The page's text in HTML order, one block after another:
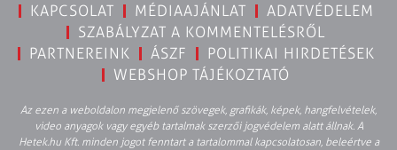
KAPCSOLAT MÉDIAAJÁNLAT
ADATVÉDELEM
SZABÁLYZAT A KOMMENTELÉSRŐL
PARTNEREINK
ÁSZF
POLITIKAI HIRDETÉSEK
WEBSHOP TÁJÉKOZTATÓ
Az ezen a weboldalon megjelenő szövegek, grafikák, képek, hangfelvételek,
video anyagok vagy egyéb tartalmak szerzői jogvédelem alatt állnak. A
Hetek.hu Kft. minden jogot fenntart a tartalommal kapcsolatosan, beleértve a